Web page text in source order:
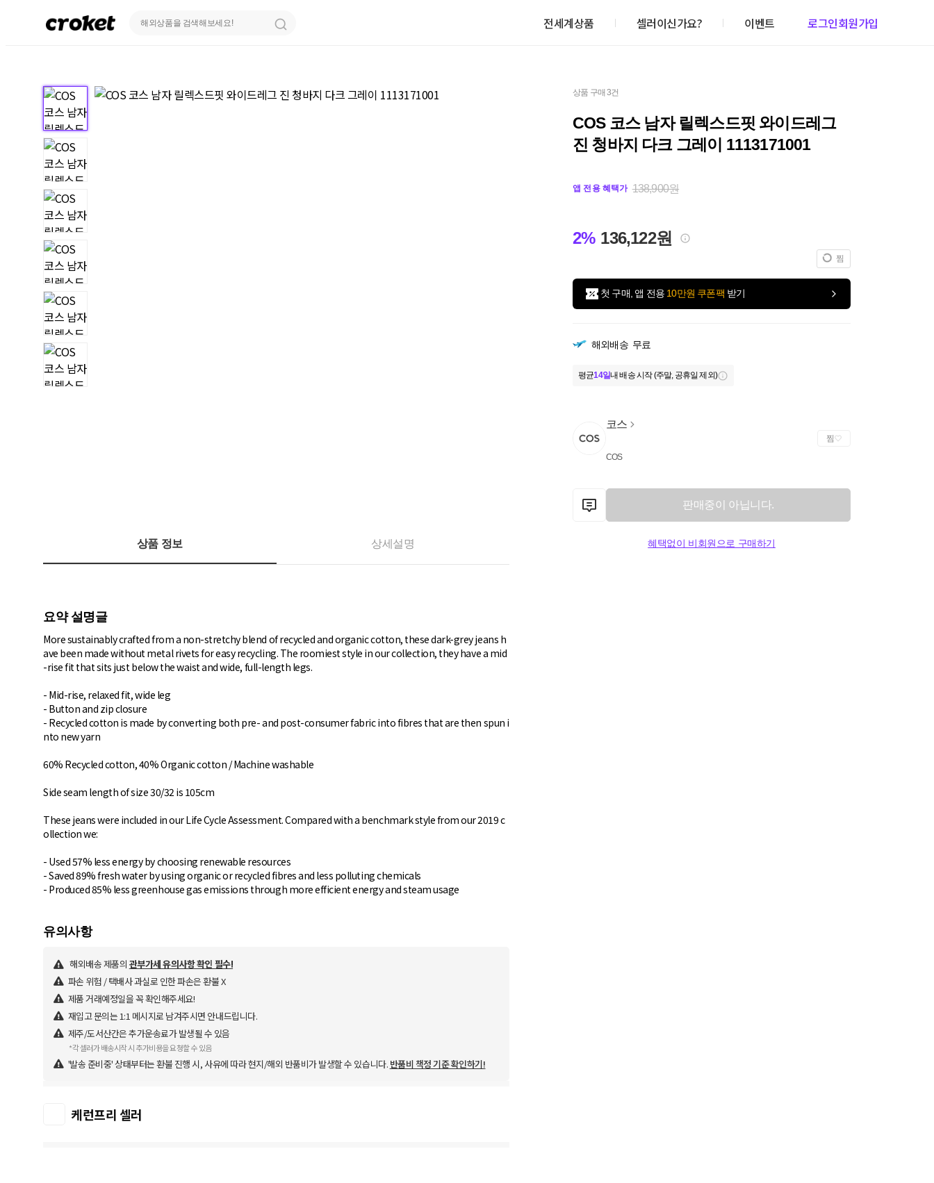
전세계상품 셀러이신가요? 이벤트 로그인회원가입
상품 구매 3건
COS 코스 남자 릴렉스드핏 와이드레그
진 청바지 다크 그레이 1113171001
앱 전용 혜택가 138,900원
2% 136,122원
찜
첫 구매, 앱 전용 10만원 쿠폰팩 받기
해외배송 무료
평균14일내 배송 시작 (주말, 공휴일 제외)
코스
COS
찜
판매중이 아닙니다.
혜택없이 비회원으로 구매하기
상품 정보 상세설명
요약 설명글
More sustainably crafted from a non-stretchy blend of recycled and organic cotton, these dark-grey jeans h
ave been made without metal rivets for easy recycling. The roomiest style in our collection, they have a mid
-rise fit that sits just below the waist and wide, full-length legs.
- Mid-rise, relaxed fit, wide leg
- Button and zip closure
- Recycled cotton is made by converting both pre- and post-consumer fabric into fibres that are then spun i
nto new yarn
60% Recycled cotton, 40% Organic cotton / Machine washable
Side seam length of size 30/32 is 105cm
These jeans were included in our Life Cycle Assessment. Compared with a benchmark style from our 2019 c
ollection we:
- Used 57% less energy by choosing renewable resources
- Saved 89% fresh water by using organic or recycled fibres and less polluting chemicals
- Produced 85% less greenhouse gas emissions through more efficient energy and steam usage
유의사항
해외배송 제품의 관부가세 유의사항 확인 필수!
파손 위험 / 택배사 과실로 인한 파손은 환불 X
제품 거래예정일을 꼭 확인해주세요!
재입고 문의는 1:1 메시지로 남겨주시면 안내드립니다.
제주/도서산간은 추가운송료가 발생될 수 있음
*각 셀러가 배송시작 시 추가비용을 요청할 수 있음
'발송 준비중' 상태부터는 환불 진행 시, 사유에 따라 현지/해외 반품비가 발생할 수 있습니다. 반품비 책정 기준 확인하기!
케런프리 셀러